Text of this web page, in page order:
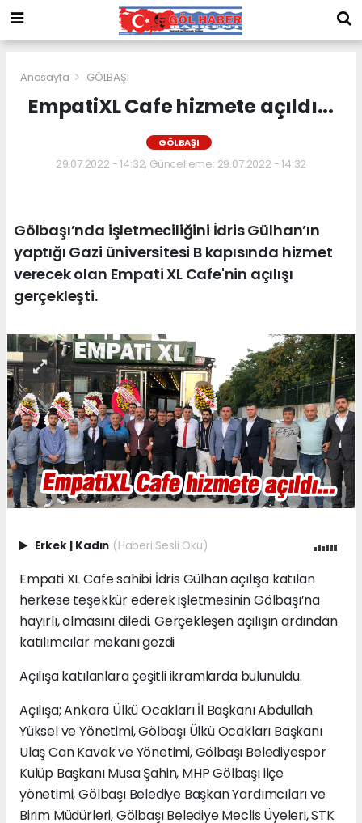
Anasayfa GÖLBAŞI
EmpatiXL Cafe hizmete açıldı...
GÖLBAŞI
29.07.2022 - 14:32, Güncelleme: 29.07.2022 - 14:32
Gölbaşı’nda işletmeciliğini İdris Gülhan’ın
yaptığı Gazi üniversitesi B kapısında hizmet
verecek olan Empati XL Cafe'nin açılışı
gerçekleşti.
Erkek | Kadın (Haberi Sesli Oku)
Empati XL Cafe sahibi İdris Gülhan açılışa katılan
herkese teşekkür ederek işletmesinin Gölbaşı’na
hayırlı, olmasını diledi. Gerçekleşen açılışın ardından
katılımcılar mekanı gezdi
Açılışa katılanlara çeşitli ikramlarda bulunuldu.
Açılışa; Ankara Ülkü Ocakları İl Başkanı Abdullah
Yüksel ve Yönetimi, Gölbaşı Ülkü Ocakları Başkanı
Ulaş Can Kavak ve Yönetimi, Gölbaşı Belediyespor
Kulüp Başkanı Musa Şahin, MHP Gölbaşı ilçe
yönetimi, Gölbaşı Belediye Başkan Yardımcıları ve
Birim Müdürleri, Gölbaşı Belediye Meclis Üyeleri, STK